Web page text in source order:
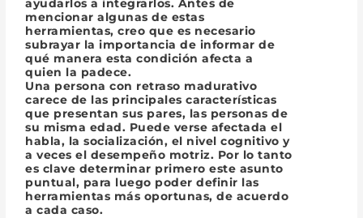
ayudarlos a integrarlos. Antes de
mencionar algunas de estas
herramientas, creo que es necesario
subrayar la importancia de informar de
qué manera esta condición afecta a
quien la padece.
Una persona con retraso madurativo
carece de las principales características
que presentan sus pares, las personas de
su misma edad. Puede verse afectada el
habla, la socialización, el nivel cognitivo y
a veces el desempeño motriz. Por lo tanto
es clave determinar primero este asunto
puntual, para luego poder definir las
herramientas más oportunas, de acuerdo
a cada caso.